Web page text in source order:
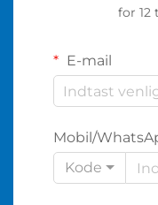
for 12
E-mail
Mobil/
Kode